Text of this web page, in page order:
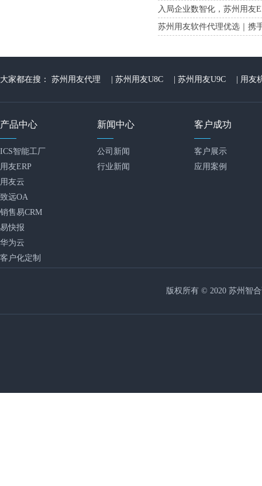
入局企业数智化，苏州用友
苏州用友软件代理优选｜携
大家都在搜： 苏州用友代理 苏州用友U8C 苏州用友U9C 用友
产品中心
ICS智能工厂
用友ERP
用友云
致远OA
销售易CRM
易快报
华为云
客户化定制
新闻中心
公司新闻
行业新闻
客户成功
客户展示
应用案例
版权所有 © 2020 苏州智